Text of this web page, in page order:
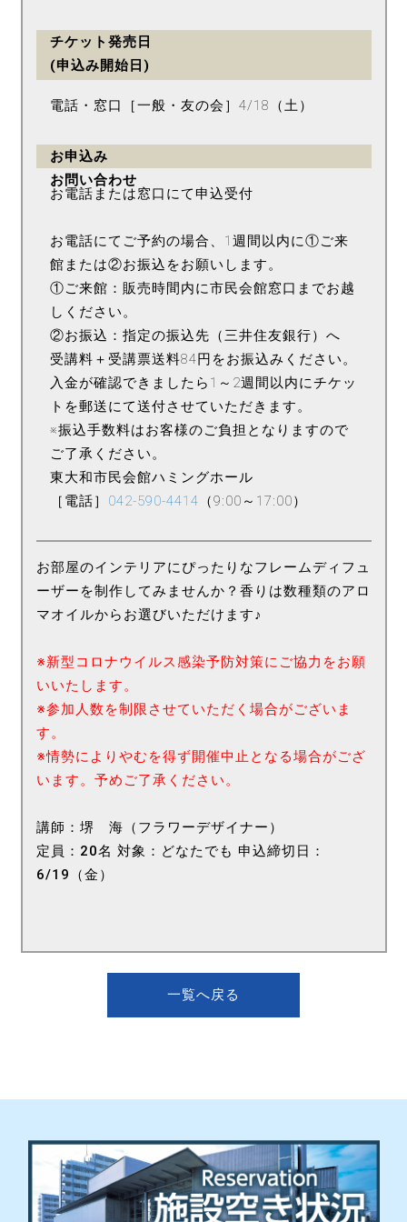
チケット発売日
(申込み開始日)
電話・窓口［一般・友の会］4/18（土）
お申込み
お問い合わせ
お電話または窓口にて申込受付
お電話にてご予約の場合、1週間以内に①ご来
館または②お振込をお願いします。
①ご来館：販売時間内に市民会館窓口までお越
しください。
②お振込：指定の振込先（三井住友銀行）へ
受講料＋受講票送料84円をお振込みください。
入金が確認できましたら1～2週間以内にチケッ
トを郵送にて送付させていただきます。
※振込手数料はお客様のご負担となりますので
ご了承ください。
東大和市民会館ハミングホール
［電話］ 042-590-4414 （9:00～17:00）
お部屋のインテリアにぴったりなフレームディフュ
ーザーを制作してみませんか？香りは数種類のアロ
マオイルからお選びいただけます♪
※新型コロナウイルス感染予防対策にご協力をお願
いいたします。
※参加人数を制限させていただく場合がございま
す。
※情勢によりやむを得ず開催中止となる場合がござ
います。予めご了承ください。
講師：堺 海（フラワーデザイナー）
定員：20名 対象：どなたでも 申込締切日：
6/19（金）
一覧へ戻る